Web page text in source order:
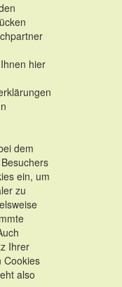
hier
dem
ein, um
zu
Ihrer
Cookies
also